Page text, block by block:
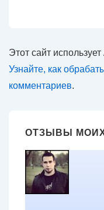
Этот сайт
Узнайте, как
комментариев.
ОТЗЫВЫ